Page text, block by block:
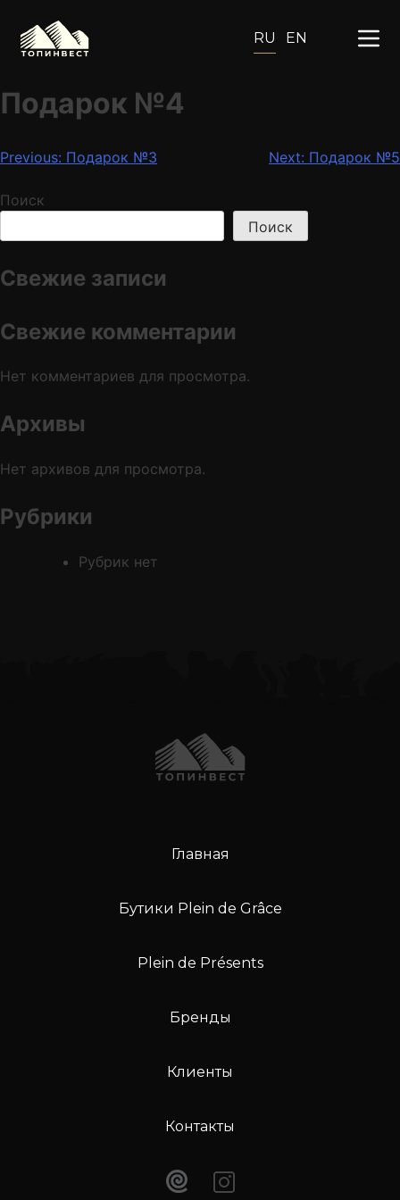
RU EN
Подарок №4
Навигация
по
Previous: Подарок №3 Next: Подарок №5
Поиск
Поиск
Свежие записи
Свежие комментарии
Нет комментариев для просмотра.
Архивы
Нет архивов для просмотра.
Рубрики
Рубрик нет
Главная
Бутики Plein de Grâce
Plein de Présents
Бренды
Клиенты
Контакты
Обратная Связь